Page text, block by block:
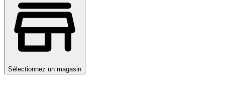
Sélectionnez un magasin